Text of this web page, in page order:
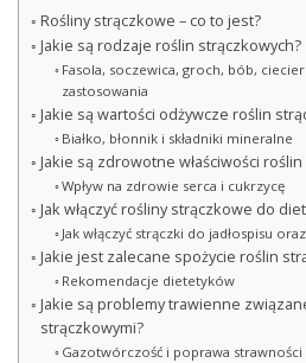
Rośliny strączkowe – co to jest?
Jakie są rodzaje roślin strączkowych?
Fasola, soczewica, groch, bób,
zastosowania
Jakie są wartości odżywcze roślin
Białko, błonnik i składniki mineralne
Jakie są zdrowotne właściwości
Wpływ na zdrowie serca i cukrzycę
Jak włączyć rośliny strączkowe do
Jak włączyć strączki do jadłospisu
Jakie jest zalecane spożycie roślin
Rekomendacje dietetyków
Jakie są problemy trawienne
strączkowymi?
Gazotwórczość i poprawa strawności